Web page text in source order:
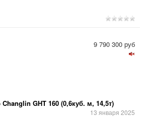
GHT 160 (0,6куб. м, 14,5т)
13 января 2025
9 790 300 руб